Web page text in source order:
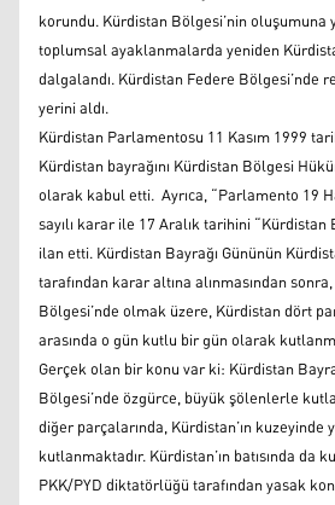
korundu. Kürdistan Bölgesi’nin oluşumuna
toplumsal ayaklanmalarda yeniden
dalgalandı. Kürdistan Federe
yerini aldı.
Kürdistan Parlamentosu 11 Kasım 1999
Kürdistan bayrağını Kürdistan Bölgesi
olarak kabul etti. Ayrıca, “Parlamento 19
sayılı karar ile 17 Aralık tarihini “Kürdistan
ilan etti. Kürdistan Bayrağı Gününün
tarafından karar altına alınmasından
Bölgesi’nde olmak üzere, Kürdistan dört
arasında o gün kutlu bir gün olarak
Gerçek olan bir konu var ki: Kürdistan
Bölgesi’nde özgürce, büyük şölenlerle
diğer parçalarında, Kürdistan’ın kuzeyinde
kutlanmaktadır. Kürdistan’ın batısında da
PKK/PYD diktatörlüğü tarafından yasak